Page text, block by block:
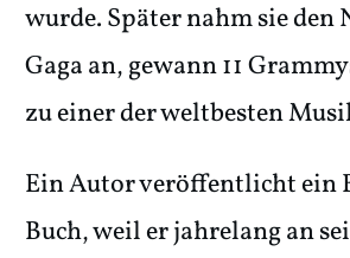
wurde. Später nahm sie den
Gaga an, gewann 11
zu einer der weltbesten
Ein Autor veröffentlicht ein
Buch, weil er jahrelang an